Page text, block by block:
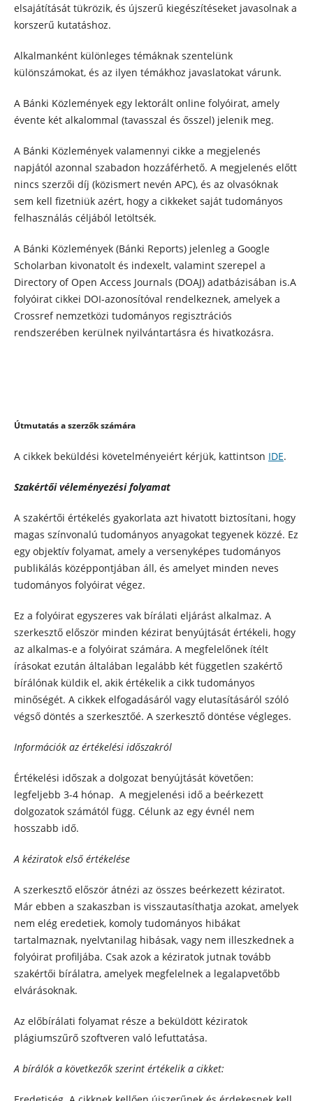
elsajátítását tükrözik, és újszerű kiegészítéseket javasolnak a
korszerű kutatáshoz.
Alkalmanként különleges témáknak szentelünk
különszámokat, és az ilyen témákhoz javaslatokat várunk.
A Bánki Közlemények egy lektorált online folyóirat, amely
évente két alkalommal (tavasszal és ősszel) jelenik meg.
A Bánki Közlemények valamennyi cikke a megjelenés
napjától azonnal szabadon hozzáférhető. A megjelenés előtt
nincs szerzői díj (közismert nevén APC), és az olvasóknak
sem kell fizetniük azért, hogy a cikkeket saját tudományos
felhasználás céljából letöltsék.
A Bánki Közlemények (Bánki Reports) jelenleg a Google
Scholarban kivonatolt és indexelt, valamint szerepel a
Directory of Open Access Journals (DOAJ) adatbázisában is.A
folyóirat cikkei DOI-azonosítóval rendelkeznek, amelyek a
Crossref nemzetközi tudományos regisztrációs
rendszerében kerülnek nyilvántartásra és hivatkozásra.
Útmutatás a szerzők számára
A cikkek beküldési követelményeiért kérjük, kattintson IDE.
Szakértői véleményezési folyamat
A szakértői értékelés gyakorlata azt hivatott biztosítani, hogy
magas színvonalú tudományos anyagokat tegyenek közzé. Ez
egy objektív folyamat, amely a versenyképes tudományos
publikálás középpontjában áll, és amelyet minden neves
tudományos folyóirat végez.
Ez a folyóirat egyszeres vak bírálati eljárást alkalmaz. A
szerkesztő először minden kézirat benyújtását értékeli, hogy
az alkalmas-e a folyóirat számára. A megfelelőnek ítélt
írásokat ezután általában legalább két független szakértő
bírálónak küldik el, akik értékelik a cikk tudományos
minőségét. A cikkek elfogadásáról vagy elutasításáról szóló
végső döntés a szerkesztőé. A szerkesztő döntése végleges.
Információk az értékelési időszakról
Értékelési időszak a dolgozat benyújtását követően:
legfeljebb 3-4 hónap. A megjelenési idő a beérkezett
dolgozatok számától függ. Célunk az egy évnél nem
hosszabb idő.
A kéziratok első értékelése
A szerkesztő először átnézi az összes beérkezett kéziratot.
Már ebben a szakaszban is visszautasíthatja azokat, amelyek
nem elég eredetiek, komoly tudományos hibákat
tartalmaznak, nyelvtanilag hibásak, vagy nem illeszkednek a
folyóirat profiljába. Csak azok a kéziratok jutnak tovább
szakértői bírálatra, amelyek megfelelnek a legalapvetőbb
elvárásoknak.
Az előbírálati folyamat része a beküldött kéziratok
plágiumszűrő szoftveren való lefuttatása.
A bírálók a következők szerint értékelik a cikket: